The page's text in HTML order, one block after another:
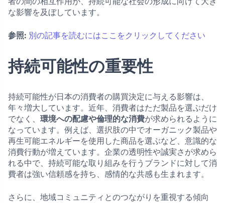
な影響を及ぼしています。
参照: 別の記事を読むにはここをクリックしてください
持続可能性の重要性
持続可能性が日本の消費者の購買決定に与える影響は、
年々増大しています。近年、消費者はただ製品を選ぶだけ
でなく、 環境への配慮や倫理的な消費が求められるように
なっています。例えば、選択肢の中でオーガニック製品や
再生可能エネルギーを使用した商品を選ぶなど、意識的な
消費行動が増えています。企業の透明性や誠実さが求めら
れる中で、持続可能な取り組みを行うブランドに対して消
費者は強い信頼感を持ち、感情的な共感も生まれます。
さらに、地域コミュニティとのつながりを重視する傾向